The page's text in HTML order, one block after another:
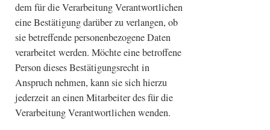
dem für die Verarbeitung Verantwortlichen
eine Bestätigung darüber zu verlangen, ob
sie betreffende personenbezogene Daten
verarbeitet werden. Möchte eine betroffene
Person dieses Bestätigungsrecht in
Anspruch nehmen, kann sie sich hierzu
jederzeit an einen Mitarbeiter des für die
Verarbeitung Verantwortlichen wenden.